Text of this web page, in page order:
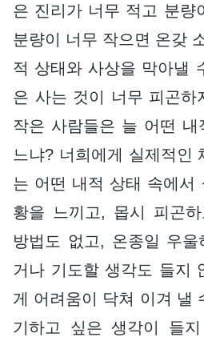
은 진리가 너무 적고 분량
분량이 너무 작으면 온갖
적 상태와 사상을 막아낼
은 사는 것이 너무 피곤하
작은 사람들은 늘 어떤 내
느냐? 너희에게 실제적인
는 어떤 내적 상태 속에서
황을 느끼고, 몹시 피곤
방법도 없고, 온종일 우
거나 기도할 생각도 들지
게 어려움이 닥쳐 이겨 낼
기하고 싶은 생각이 들